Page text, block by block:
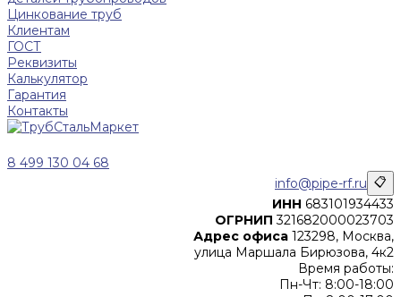
Цинкование труб
Клиентам
ГОСТ
Реквизиты
Калькулятор
Гарантия
Контакты
8 499 130 04 68
info@pipe-rf.ru 📋
ИНН 683101934433
ОГРНИП 321682000023703
Адрес офиса 123298, Москва,
улица Маршала Бирюзова, 4к2
Время работы:
Пн-Чт: 8:00-18:00